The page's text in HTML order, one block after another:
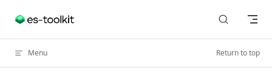
Skip to content
Menu Return to top